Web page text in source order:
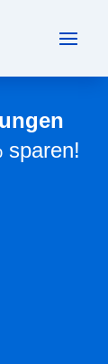
sparen!